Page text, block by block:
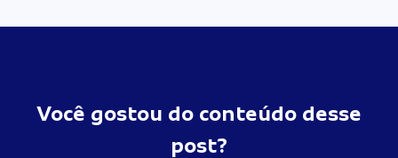
Você gostou do conteúdo desse
post?